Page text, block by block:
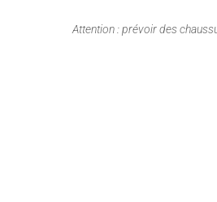
Attention : prévoir des